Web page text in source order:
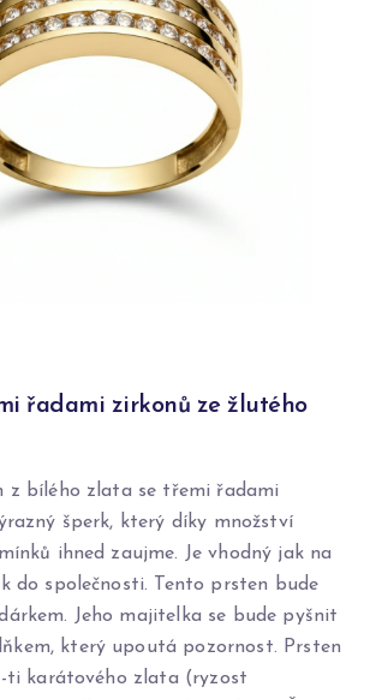
řadami zirkonů ze žlutého
z bílého zlata se třemi řadami
šperk, který díky množství
ihned zaujme. Je vhodný jak na
do společnosti. Tento prsten bude
Jeho majitelka se bude pyšnit
který upoutá pozornost. Prsten
ti karátového zlata (ryzost